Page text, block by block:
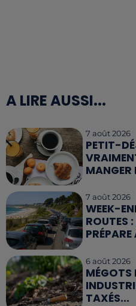
A LIRE AUSSI...
7 août 2026
PETIT-
MANGER
7 août 2026
WEEK-
ROUTES
6 août 2026
MÉGOTS
TAXÉS...